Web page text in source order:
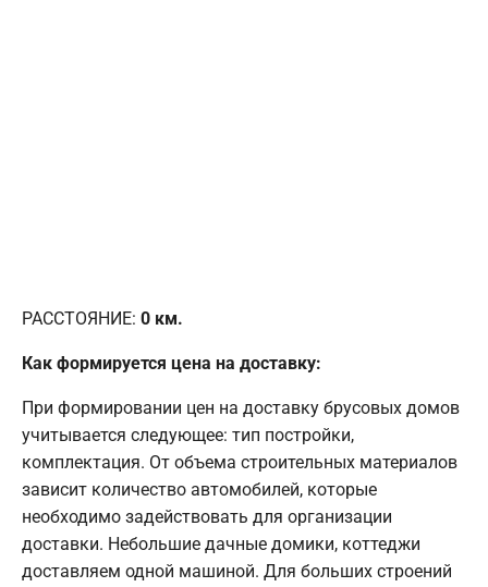
РАССТОЯНИЕ: 0 км.
Как формируется цена на доставку:
При формировании цен на доставку брусовых домов
учитывается следующее: тип постройки,
комплектация. От объема строительных материалов
зависит количество автомобилей, которые
необходимо задействовать для организации
доставки. Небольшие дачные домики, коттеджи
доставляем одной машиной. Для больших строений